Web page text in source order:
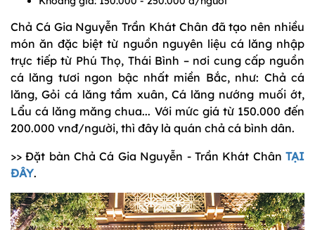
Chả Cá Gia Nguyễn Trần Khát Chân đã tạo nên nhiều
món ăn đặc biệt từ nguồn nguyên liệu cá lăng nhập
trực tiếp từ Phú Thọ, Thái Bình – nơi cung cấp nguồn
cá lăng tươi ngon bậc nhất miền Bắc, như: Chả cá
lăng, Gỏi cá lăng tầm xuân, Cá lăng nướng muối ớt,
Lẩu cá lăng măng chua... Với mức giá từ 150.000 đến
200.000 vnđ/người, thì đây là quán chả cá bình dân.
>> Đặt bàn Chả Cá Gia Nguyễn - Trần Khát Chân TẠI
ĐÂY.